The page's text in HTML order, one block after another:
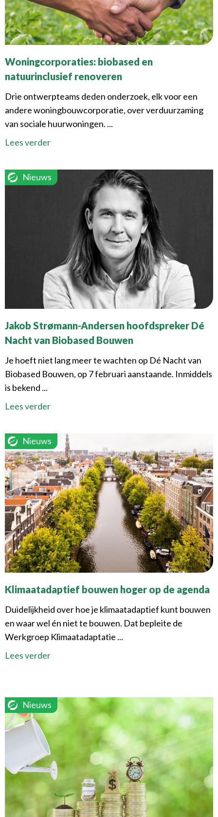
Woningcorporaties: biobased en
natuurinclusief renoveren
Drie ontwerpteams deden onderzoek, elk voor een
andere woningbouwcorporatie, over verduurzaming
van sociale huurwoningen. ...
Lees verder
Nieuws
Jakob Strømann-Andersen hoofdspreker Dé
Nacht van Biobased Bouwen
Je hoeft niet lang meer te wachten op Dé Nacht van
Biobased Bouwen, op 7 februari aanstaande. Inmiddels
is bekend ...
Lees verder
Nieuws
Klimaatadaptief bouwen hoger op de agenda
Duidelijkheid over hoe je klimaatadaptief kunt bouwen
en waar wel én niet te bouwen. Dat bepleite de
Werkgroep Klimaatadaptatie ...
Lees verder
Nieuws